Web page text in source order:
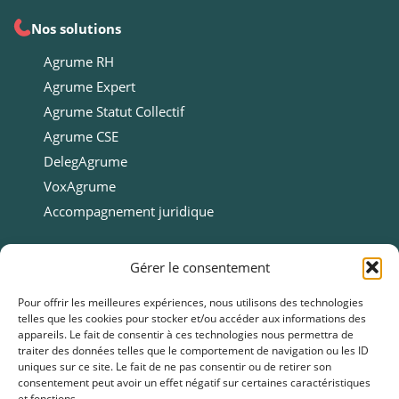
Gérer le consentement
Pour offrir les meilleures expériences, nous utilisons des technologies
telles que les cookies pour stocker et/ou accéder aux informations des
appareils. Le fait de consentir à ces technologies nous permettra de
traiter des données telles que le comportement de navigation ou les ID
uniques sur ce site. Le fait de ne pas consentir ou de retirer son
consentement peut avoir un effet négatif sur certaines caractéristiques
Nos solutions
Agrume RH
Agrume Expert
Agrume Statut Collectif
Agrume CSE
DelegAgrume
VoxAgrume
Accompagnement juridique
Ressources
Webinars
Cas clients
Fiches pratiques